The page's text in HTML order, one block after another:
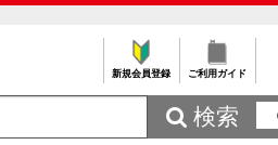
新規会員登録 ご利用ガイド
 検索